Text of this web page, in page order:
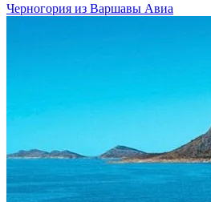
Черногория из Варшавы Авиа